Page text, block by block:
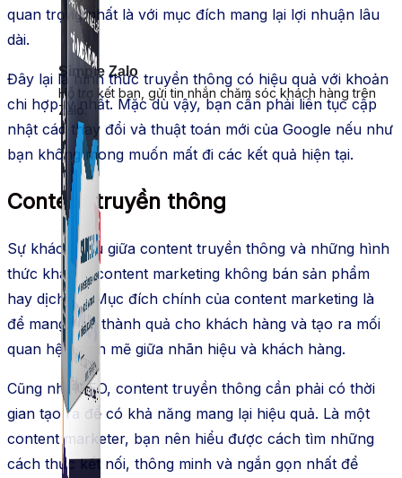
Simple Zalo
Hỗ trợ kết bạn, gửi tin nhắn chăm sóc khách hàng trên
Zalo.
quan trọng nhất là với mục đích mang lại lợi nhuận lâu
dài.
Đây lại là hình thức truyền thông có hiệu quả với khoản
chi hợp lý nhất. Mặc dù vậy, bạn cần phải liên tục cập
nhật các thay đổi và thuật toán mới của Google nếu như
bạn không mong muốn mất đi các kết quả hiện tại.
Content truyền thông
Sự khác nhau giữa content truyền thông và những hình
thức khác là content marketing không bán sản phẩm
hay dịch vụ. Mục đích chính của content marketing là
để mang đến thành quả cho khách hàng và tạo ra mối
quan hệ mạnh mẽ giữa nhãn hiệu và khách hàng.
Cũng như SEO, content truyền thông cần phải có thời
gian tạo ra để có khả năng mang lại hiệu quả. Là một
content marketer, bạn nên hiểu được cách tìm những
cách thức kết nối, thông minh và ngắn gọn nhất để